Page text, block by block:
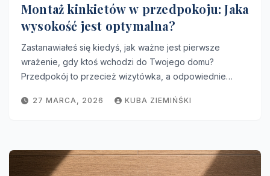
Montaż kinkietów w przedpokoju: Jaka
wysokość jest optymalna?
Zastanawiałeś się kiedyś, jak ważne jest pierwsze
wrażenie, gdy ktoś wchodzi do Twojego domu?
Przedpokój to przecież wizytówka, a odpowiednie…
27 MARCA, 2026 KUBA ZIEMIŃŚKI